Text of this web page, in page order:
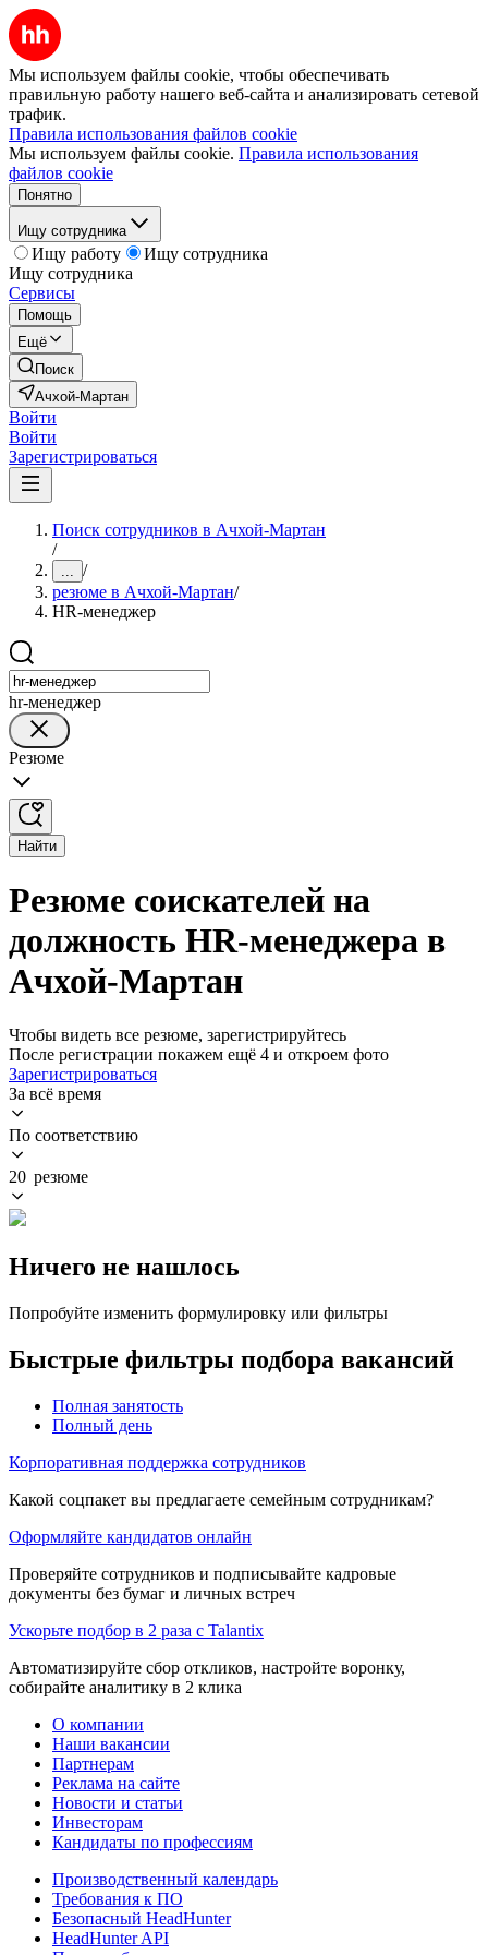
Мы используем файлы cookie, чтобы обеспечивать
правильную работу нашего веб-сайта и анализировать сетевой
трафик.
Правила использования файлов cookie
Мы используем файлы cookie. Правила использования
файлов cookie
Понятно
Ищу сотрудника
Ищу работу
Ищу сотрудника
Ищу сотрудника
Сервисы
Помощь
Ещё
Поиск
Ачхой-Мартан
Войти
Войти
Зарегистрироваться
Поиск сотрудников в Ачхой-Мартан
/
... /
резюме в Ачхой-Мартан/
HR-менеджер
hr-менеджер
Резюме
Найти
Резюме соискателей на
должность HR-менеджера в
Ачхой-Мартан
Чтобы видеть все резюме, зарегистрируйтесь
После регистрации покажем ещё 4 и откроем фото
Зарегистрироваться
За всё время
По соответствию
20 резюме
Ничего не нашлось
Попробуйте изменить формулировку или фильтры
Быстрые фильтры подбора вакансий
Полная занятость
Полный день
Корпоративная поддержка сотрудников
Какой соцпакет вы предлагаете семейным сотрудникам?
Оформляйте кандидатов онлайн
Проверяйте сотрудников и подписывайте кадровые
документы без бумаг и личных встреч
Ускорьте подбор в 2 раза с Talantix
Автоматизируйте сбор откликов, настройте воронку,
собирайте аналитику в 2 клика
О компании
Наши вакансии
Партнерам
Реклама на сайте
Новости и статьи
Инвесторам
Кандидаты по профессиям
Производственный календарь
Требования к ПО
Безопасный HeadHunter
HeadHunter API